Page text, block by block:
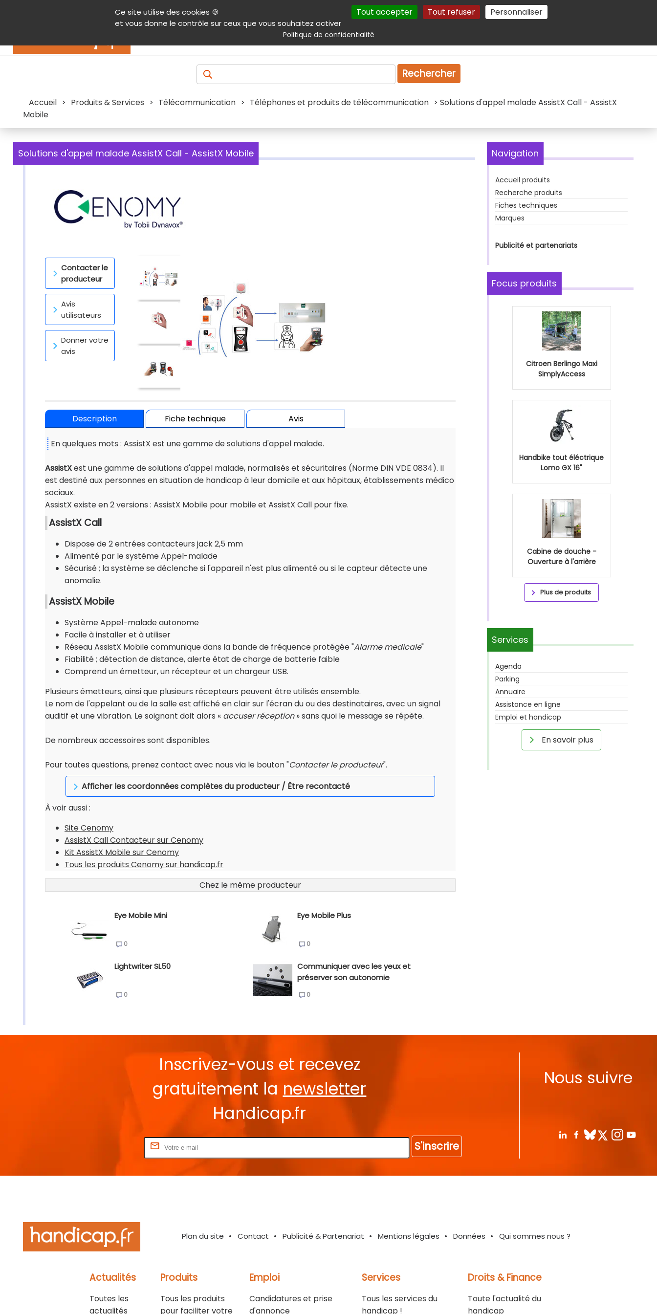
Ce site utilise des cookies 🍪
et vous donne le contrôle sur ceux que vous souhaitez activer
Tout accepter Tout refuser Personnaliser
Politique de confidentialité
Contenu Aide et accessibilité Menu principal Autres services Plan du site Gestion des cookies
Produits & services Emploi Droit
Rechercher
Accueil > Produits & Services > Télécommunication > Téléphones et produits de télécommunication > Solutions d'appel malade AssistX Call - AssistX
Mobile
Solutions d'appel malade AssistX Call - AssistX Mobile
Contacter le
producteur
Avis
utilisateurs
Donner votre
avis
Description Fiche technique Avis
En quelques mots : AssistX est une gamme de solutions d'appel malade.
AssistXest une gamme de solutions d'appel malade, normalisés et sécuritaires (Norme DIN VDE 0834). Il
est destiné aux personnes en situation de handicap à leur domicile et aux hôpitaux, établissements médico
sociaux.
AssistX existe en 2 versions : AssistX Mobile pour mobile et AssistX Call pour fixe.
AssistX Call
Dispose de 2 entrées contacteurs jack 2,5 mm
Alimenté par le système Appel-malade
Sécurisé ; la système se déclenche si l'appareil n'est plus alimenté ou si le capteur détecte une
anomalie.
AssistX Mobile
Système Appel-malade autonome
Facile à installer et à utiliser
Réseau AssistX Mobile communique dans la bande de fréquence protégée "Alarme medicale"
Fiabilité ; détection de distance, alerte état de charge de batterie faible
Comprend un émetteur, un récepteur et un chargeur USB.
Plusieurs émetteurs, ainsi que plusieurs récepteurs peuvent être utilisés ensemble.
Le nom de l'appelant ou de la salle est affiché en clair sur l'écran du ou des destinataires, avec un signal
auditif et une vibration. Le soignant doit alors « accuser réception» sans quoi le message se répète.
De nombreux accessoires sont disponibles.
Pour toutes questions, prenez contact avec nous via le bouton "Contacter le producteur".
Afficher les coordonnées complètes du producteur / Être recontacté
À voir aussi :
Site Cenomy
AssistX Call Contacteur sur Cenomy
Kit AssistX Mobile sur Cenomy
Tous les produits Cenomy sur handicap.fr
Chez le même producteur
Eye Mobile Mini
0
Eye Mobile Plus
0
Lightwriter SL50
0
Communiquer avec les yeux et
préserver son autonomie
0
Navigation
Accueil produits
Recherche produits
Fiches techniques
Marques
Publicité et partenariats
Focus produits
Citroen Berlingo Maxi
SimplyAccess
Handbike tout éléctrique
Lomo GX 16"
Cabine de douche -
Ouverture à l'arrière
Plus de produits
Services
Agenda
Parking
Annuaire
Assistance en ligne
Emploi et handicap
En savoir plus
Inscrivez-vous et recevez
gratuitement la newsletter
Handicap.fr
S'inscrire
Nous suivre
Plan du site Contact Publicité & Partenariat Mentions légales Données Qui sommes nous ?
Actualités
Toutes les
actualités
Produits
Tous les produits
pour faciliter votre
Emploi
Candidatures et prise
d'annonce
Services
Tous les services du
handicap !
Droits & Finance
Toute l'actualité du
handicap